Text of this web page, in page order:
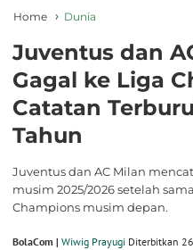
Home Dunia
Juventus dan
Gagal ke Liga
Catatan
Tahun
Juventus dan AC Milan
musim 2025/2026 setelah
Champions musim depan.
BolaCom | Wiwig Prayugi Diterbitkan